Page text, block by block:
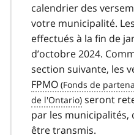
calendrier des
votre municipalité.
effectués à la fin de
d’octobre 2024.
section suivante, les
FPMO
seront
par les municipalités,
être transmis.